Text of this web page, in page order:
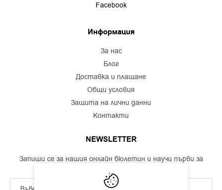
Facebook
Информация
за нас
блог
доставка и плащане
общи условия
защита на лични данни
контакти
NEWSLETTER
Запиши се за нашия онлайн бюлетин и научи първи за